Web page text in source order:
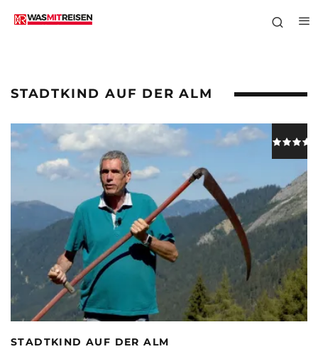
STADTKIND AUF DER ALM
STADTKIND AUF DER ALM